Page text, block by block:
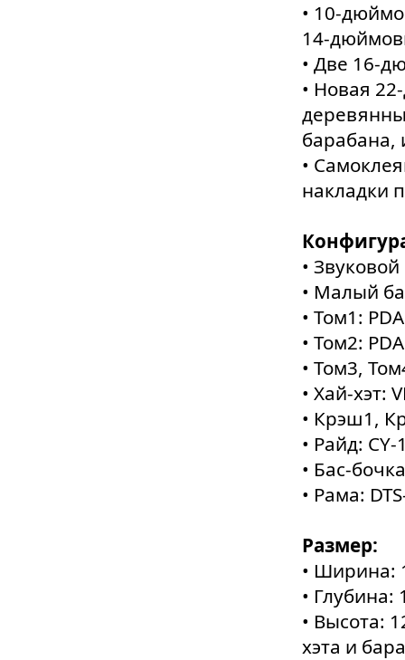
• 10-
14-
• Две 16-
• Новая
барабана,
•
накладки
•
• Малый
• Том1:
• Том2:
• Том3,
• Хай-хэт:
• Крэш1,
• Райд:
• Бас-
• Рама:
Размер:
• Ширина:
• Глубина:
• Высота:
хэта и